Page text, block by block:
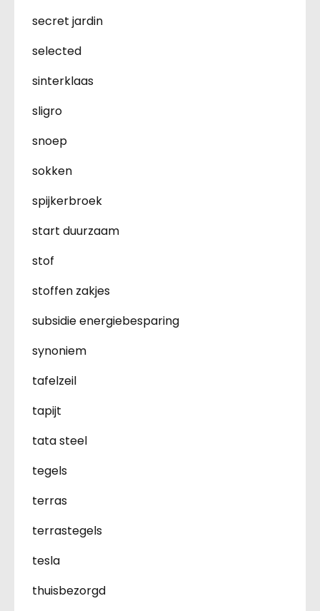
secret jardin
selected
sinterklaas
sligro
snoep
sokken
spijkerbroek
start duurzaam
stof
stoffen zakjes
subsidie energiebesparing
synoniem
tafelzeil
tapijt
tata steel
tegels
terras
terrastegels
tesla
thuisbezorgd